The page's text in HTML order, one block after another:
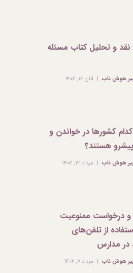
و تحلیل کتاب مسئله
هوش ناب آبان ۱۶, ۱۴۰۲
کشورها در خواندن و
هستند؟
هوش ناب مرداد ۱۳, ۱۴۰۲
و درخواست ممنوعیت
از تلفن‌های
در مدارس
هوش ناب مرداد ۷, ۱۴۰۲